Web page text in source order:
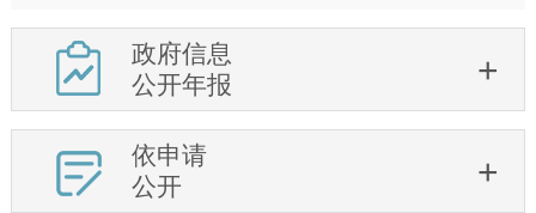
政府信息
公开年报
依申请
公开